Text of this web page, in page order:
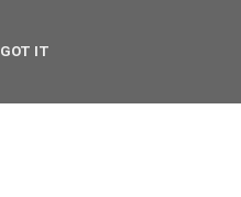
GOT IT